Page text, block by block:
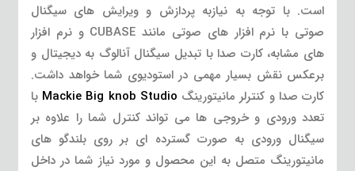
است. با توجه به نیازبه پردازش و ویرایش های سیگنال
صوتی با نرم افزار های صوتی مانند CUBASE و نرم افزار
های مشابه، کارت صدا با تبدیل سیگنال آنالوگ به دیجیتال و
برعکس نقش بسیار مهمی در استودیوی شما خواهد داشت.
کارت صدا و کنترلر مانیتورینگ Mackie Big knob Studio با
تعدد ورودی و خروجی ها می تواند کنترل شما را علاوه بر
سیگنال ورودی به صورت گسترده ای بر روی بلندگو های
مانیتورینگ متصل به این محصول و مورد نیاز شما در داخل